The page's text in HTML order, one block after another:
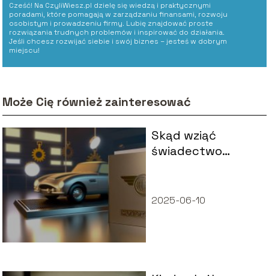
Cześć! Na CzyliWiesz.pl dzielę się wiedzą i praktycznymi
poradami, które pomagają w zarządzaniu finansami, rozwoju
osobistym i prowadzeniu firmy. Lubię znajdować proste
rozwiązania trudnych problemów i inspirować do działania.
Jeśli chcesz rozwijać siebie i swój biznes – jesteś w dobrym
miejscu!
Może Cię również zainteresować
Skąd wziąć
świadectwo
2025-06-10